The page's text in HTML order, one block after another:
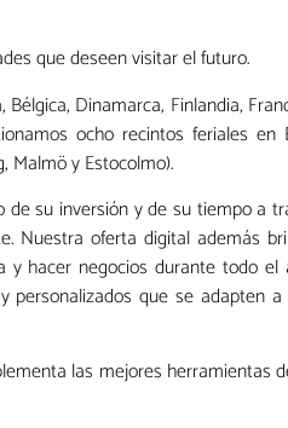
que deseen visitar el futuro.
Dinamarca, Finlandia,
ocho recintos feriales en
Malmö y Estocolmo).
su inversión y de su tiempo a
Nuestra oferta digital además
hacer negocios durante todo el
que se adapten
las mejores herramientas